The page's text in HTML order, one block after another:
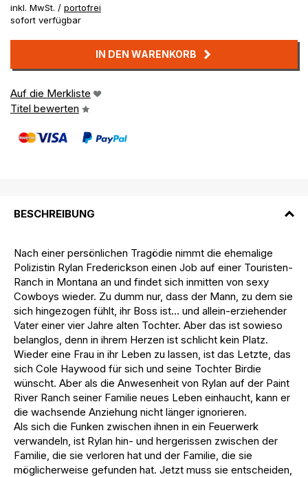
inkl. MwSt. / portofrei
sofort verfügbar
IN DEN WARENKORB
Auf die Merkliste
Titel bewerten
BESCHREIBUNG
Nach einer persönlichen Tragödie nimmt die ehemalige
Polizistin Rylan Frederickson einen Job auf einer Touristen-
Ranch in Montana an und findet sich inmitten von sexy
Cowboys wieder. Zu dumm nur, dass der Mann, zu dem sie
sich hingezogen fühlt, ihr Boss ist... und allein-erziehender
Vater einer vier Jahre alten Tochter. Aber das ist sowieso
belanglos, denn in ihrem Herzen ist schlicht kein Platz.
Wieder eine Frau in ihr Leben zu lassen, ist das Letzte, das
sich Cole Haywood für sich und seine Tochter Birdie
wünscht. Aber als die Anwesenheit von Rylan auf der Paint
River Ranch seiner Familie neues Leben einhaucht, kann er
die wachsende Anziehung nicht länger ignorieren.
Als sich die Funken zwischen ihnen in ein Feuerwerk
verwandeln, ist Rylan hin- und hergerissen zwischen der
Familie, die sie verloren hat und der Familie, die sie
möglicherweise gefunden hat. Jetzt muss sie entscheiden,